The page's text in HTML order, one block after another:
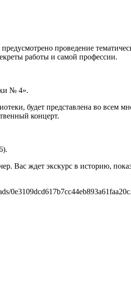
проведение
работы и самой профессии.
№ 4».
будет представлена во всем
концерт.
Вас ждет экскурс в историю,